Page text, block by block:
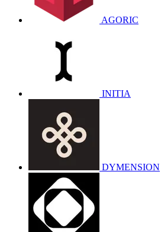
AGORIC
INITIA
DYMENSION